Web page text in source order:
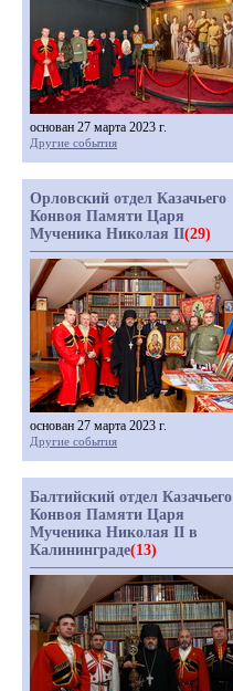
основан 27 марта 2023 г.
Другие события
Орловский отдел Казачьего
Конвоя Памяти Царя
Мученика Николая II(29)
основан 27 марта 2023 г.
Другие события
Балтийский отдел Казачьего
Конвоя Памяти Царя
Мученика Николая II в
Калининграде(13)